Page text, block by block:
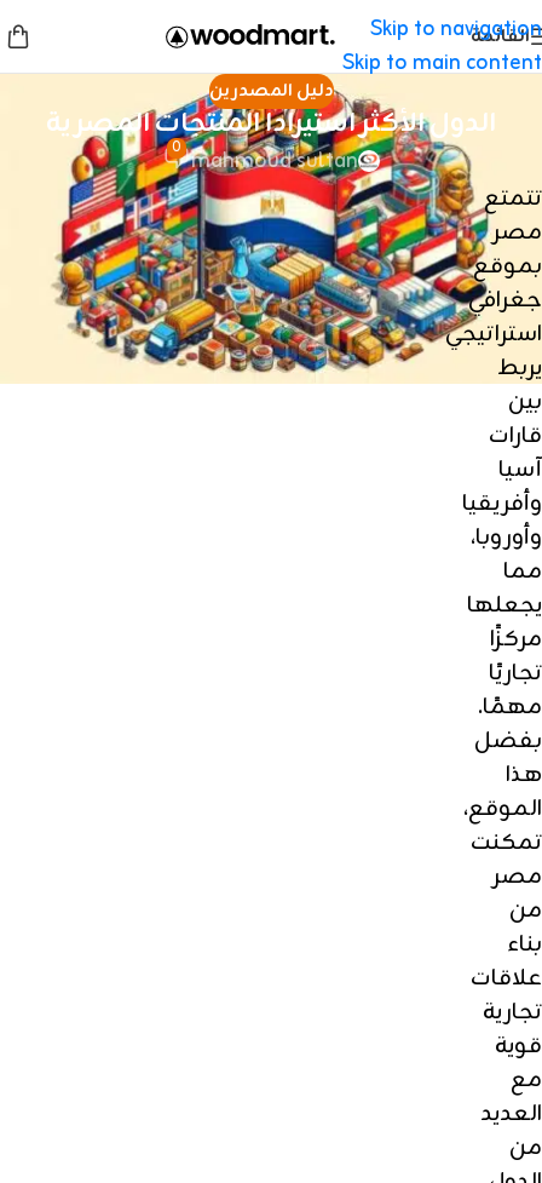
Skip to navigation
Skip to main content
القائمة
دليل المصدرين
الدول الأكثر استيرادا المنتجات المصرية
mahmoud sultan
0
تتمتع
مصر
بموقع
جغرافي
استراتيجي
يربط
بين
قارات
آسيا
وأفريقيا
وأوروبا،
مما
يجعلها
مركزًا
تجاريًا
مهمًا.
بفضل
هذا
الموقع،
تمكنت
مصر
من
بناء
علاقات
تجارية
قوية
مع
العديد
من